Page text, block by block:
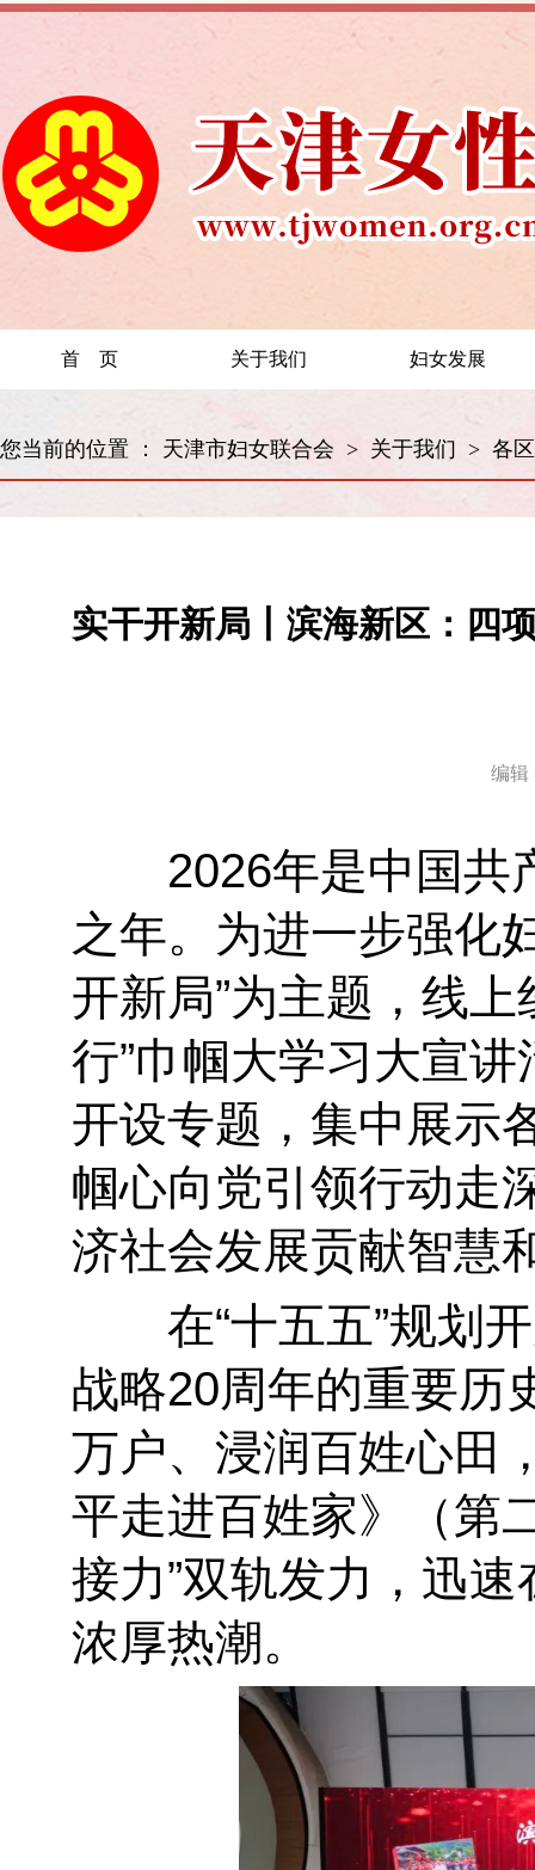
首 页 关于我们 妇女发展
您当前的位置 ： 天津市妇女联合会 > 关于我们 > 各
实干开新局丨滨海新区：四
编
2026年是中国共产
之年。为进一步强化
开新局”为主题，线
行”巾帼大学习大宣
开设专题，集中展示
帼心向党引领行动走
济社会发展贡献智慧
在“十五五”规划开
战略20周年的重要历
万户、浸润百姓心田
平走进百姓家》（第
接力”双轨发力，迅
浓厚热潮。